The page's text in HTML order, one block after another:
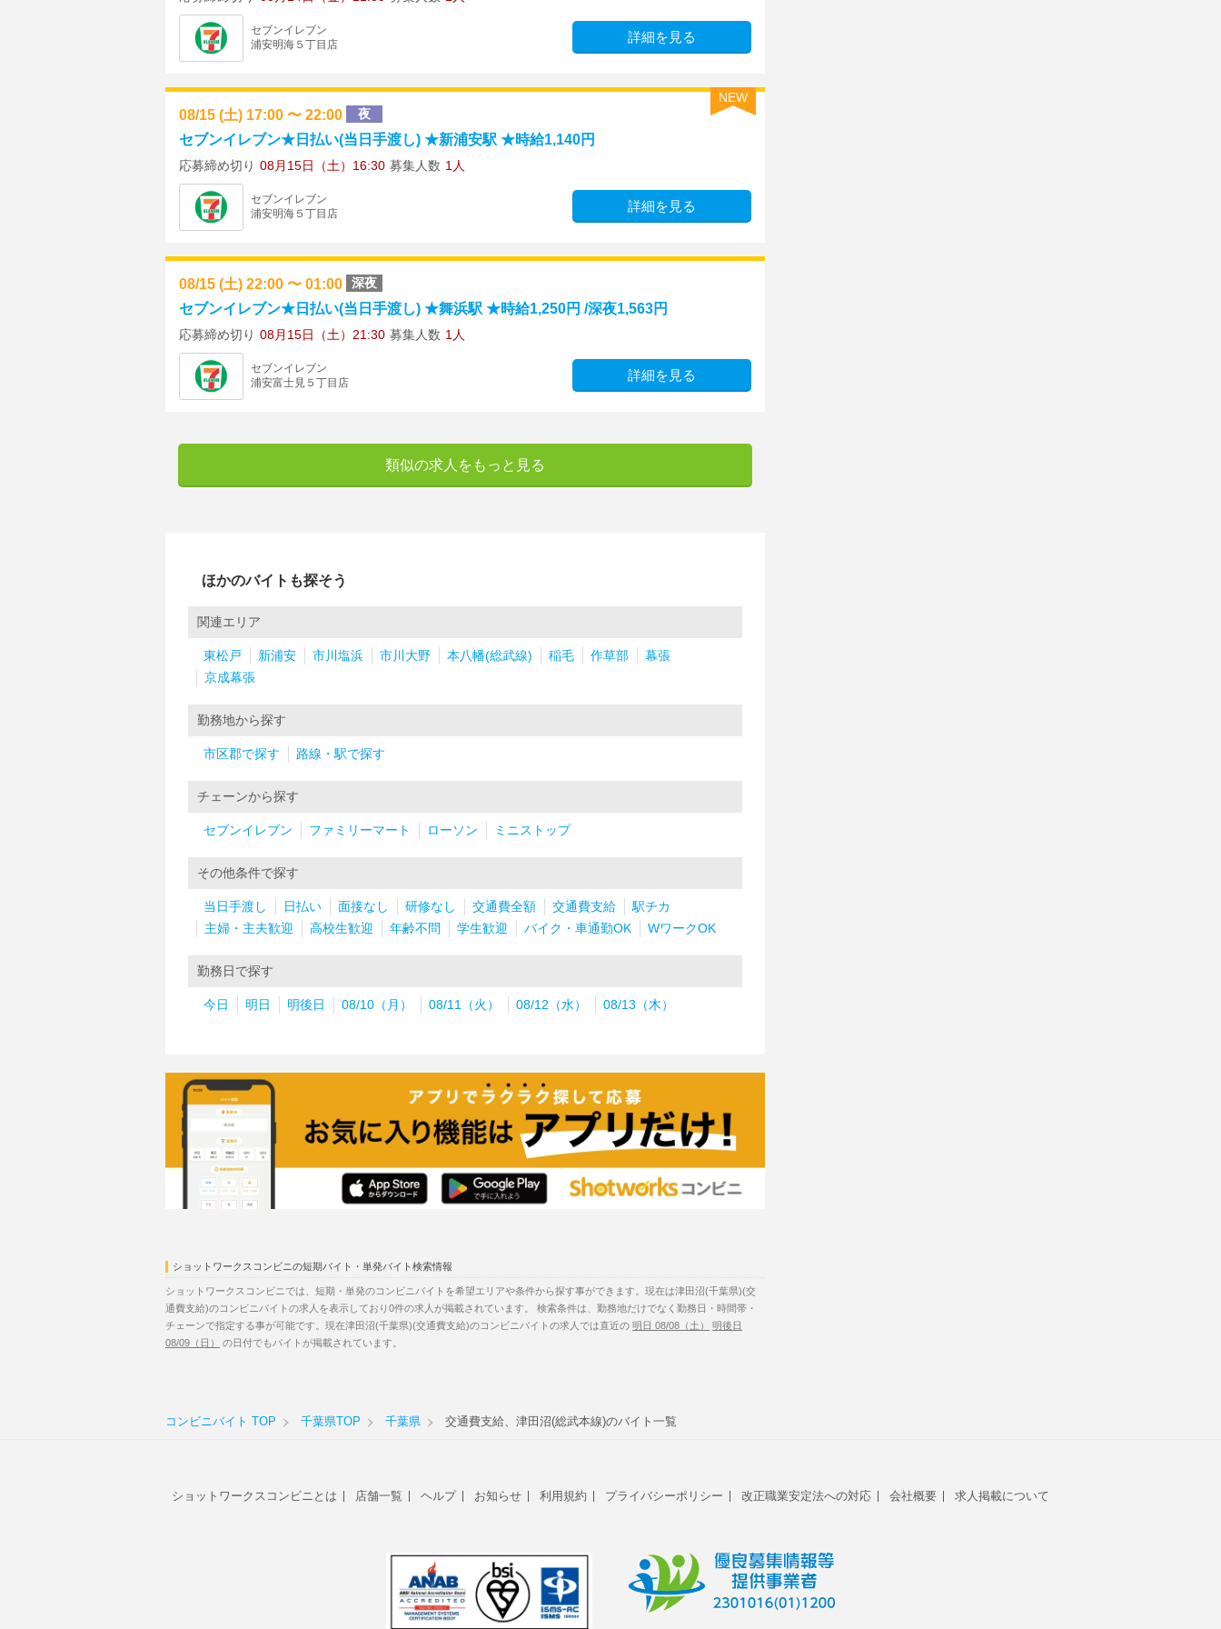
セブンイレブン
浦安明海５丁目店
詳細を見る
NEW
08/15 (土) 17:00 〜 22:00 夜
セブンイレブン★日払い(当日手渡し) ★新浦安駅 ★時給1,140円
応募締め切り 08月15日（土）16:30 募集人数 1人
セブンイレブン
浦安明海５丁目店
詳細を見る
08/15 (土) 22:00 〜 01:00 深夜
セブンイレブン★日払い(当日手渡し) ★舞浜駅 ★時給1,250円 /深夜1,563円
応募締め切り 08月15日（土）21:30 募集人数 1人
セブンイレブン
浦安富士見５丁目店
詳細を見る
類似の求人をもっと見る
ほかのバイトも探そう
関連エリア
東松戸 新浦安 市川塩浜 市川大野 本八幡(総武線) 稲毛 作草部
幕張
京成幕張
勤務地から探す
市区郡で探す 路線・駅で探す
チェーンから探す
セブンイレブン ファミリーマート ローソン ミニストップ
その他条件で探す
当日手渡し 日払い 面接なし 研修なし 交通費全額 交通費支給
駅チカ
主婦・主夫歓迎
高校生歓迎 年齢不問 学生歓迎 バイク・車通勤OK WワークOK
勤務日で探す
今日 明日 明後日 08/10（月） 08/11（火） 08/12（水） 08/13（木）
ショットワークスコンビニの短期バイト・単発バイト検索情報
ショットワークスコンビニでは、短期・単発のコンビニバイトを希望エリアや条件から探す事ができます。現在は津田沼(千葉県)(交
通費支給)のコンビニバイトの求人を表示しており0件の求人が掲載されています。 検索条件は、勤務地だけでなく勤務日・時間帯・
チェーンで指定する事が可能です。現在津田沼(千葉県)(交通費支給)のコンビニバイトの求人では直近の 明日 08/08（土）
明後日
08/09（日）
の日付でもバイトが掲載されています。
コンビニバイト TOP 千葉県TOP 千葉県 交通費支給、津田沼(総武本線)のバイト一覧
ショットワークスコンビニとは 店舗一覧 ヘルプ お知らせ 利用規約 プライバシーポリシー 改正職業安定法への対応 会社概要 求人掲載について